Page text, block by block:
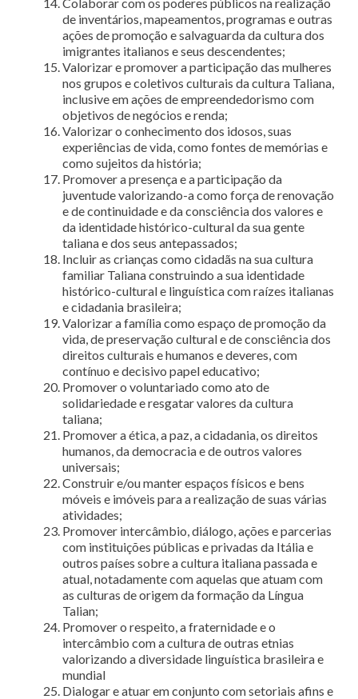
de inventários, mapeamentos, programas e outras
ações de promoção e salvaguarda da cultura dos
imigrantes italianos e seus descendentes;
Valorizar e promover a participação das mulheres
nos grupos e coletivos culturais da cultura Taliana,
inclusive em ações de empreendedorismo com
objetivos de negócios e renda;
Valorizar o conhecimento dos idosos, suas
experiências de vida, como fontes de memórias e
como sujeitos da história;
Promover a presença e a participação da
juventude valorizando-a como força de renovação
e de continuidade e da consciência dos valores e
da identidade histórico-cultural da sua gente
taliana e dos seus antepassados;
Incluir as crianças como cidadãs na sua cultura
familiar Taliana construindo a sua identidade
histórico-cultural e linguística com raízes italianas
e cidadania brasileira;
Valorizar a família como espaço de promoção da
vida, de preservação cultural e de consciência dos
direitos culturais e humanos e deveres, com
contínuo e decisivo papel educativo;
Promover o voluntariado como ato de
solidariedade e resgatar valores da cultura
taliana;
Promover a ética, a paz, a cidadania, os direitos
humanos, da democracia e de outros valores
universais;
Construir e/ou manter espaços físicos e bens
móveis e imóveis para a realização de suas várias
atividades;
Promover intercâmbio, diálogo, ações e parcerias
com instituições públicas e privadas da Itália e
outros países sobre a cultura italiana passada e
atual, notadamente com aquelas que atuam com
as culturas de origem da formação da Língua
Talian;
Promover o respeito, a fraternidade e o
intercâmbio com a cultura de outras etnias
valorizando a diversidade linguística brasileira e
mundial
Dialogar e atuar em conjunto com setoriais afins e